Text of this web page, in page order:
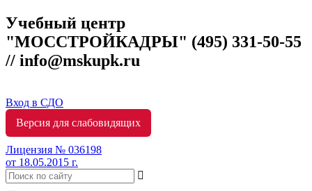
Учебный центр
"МОССТРОЙКАДРЫ" (495) 331-50-55
// info@mskupk.ru
Вход в СДО
Версия для слабовидящих
Лицензия № 036198
от 18.05.2015 г.